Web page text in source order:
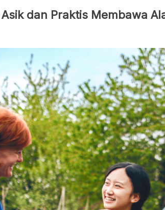
dan Praktis Membawa